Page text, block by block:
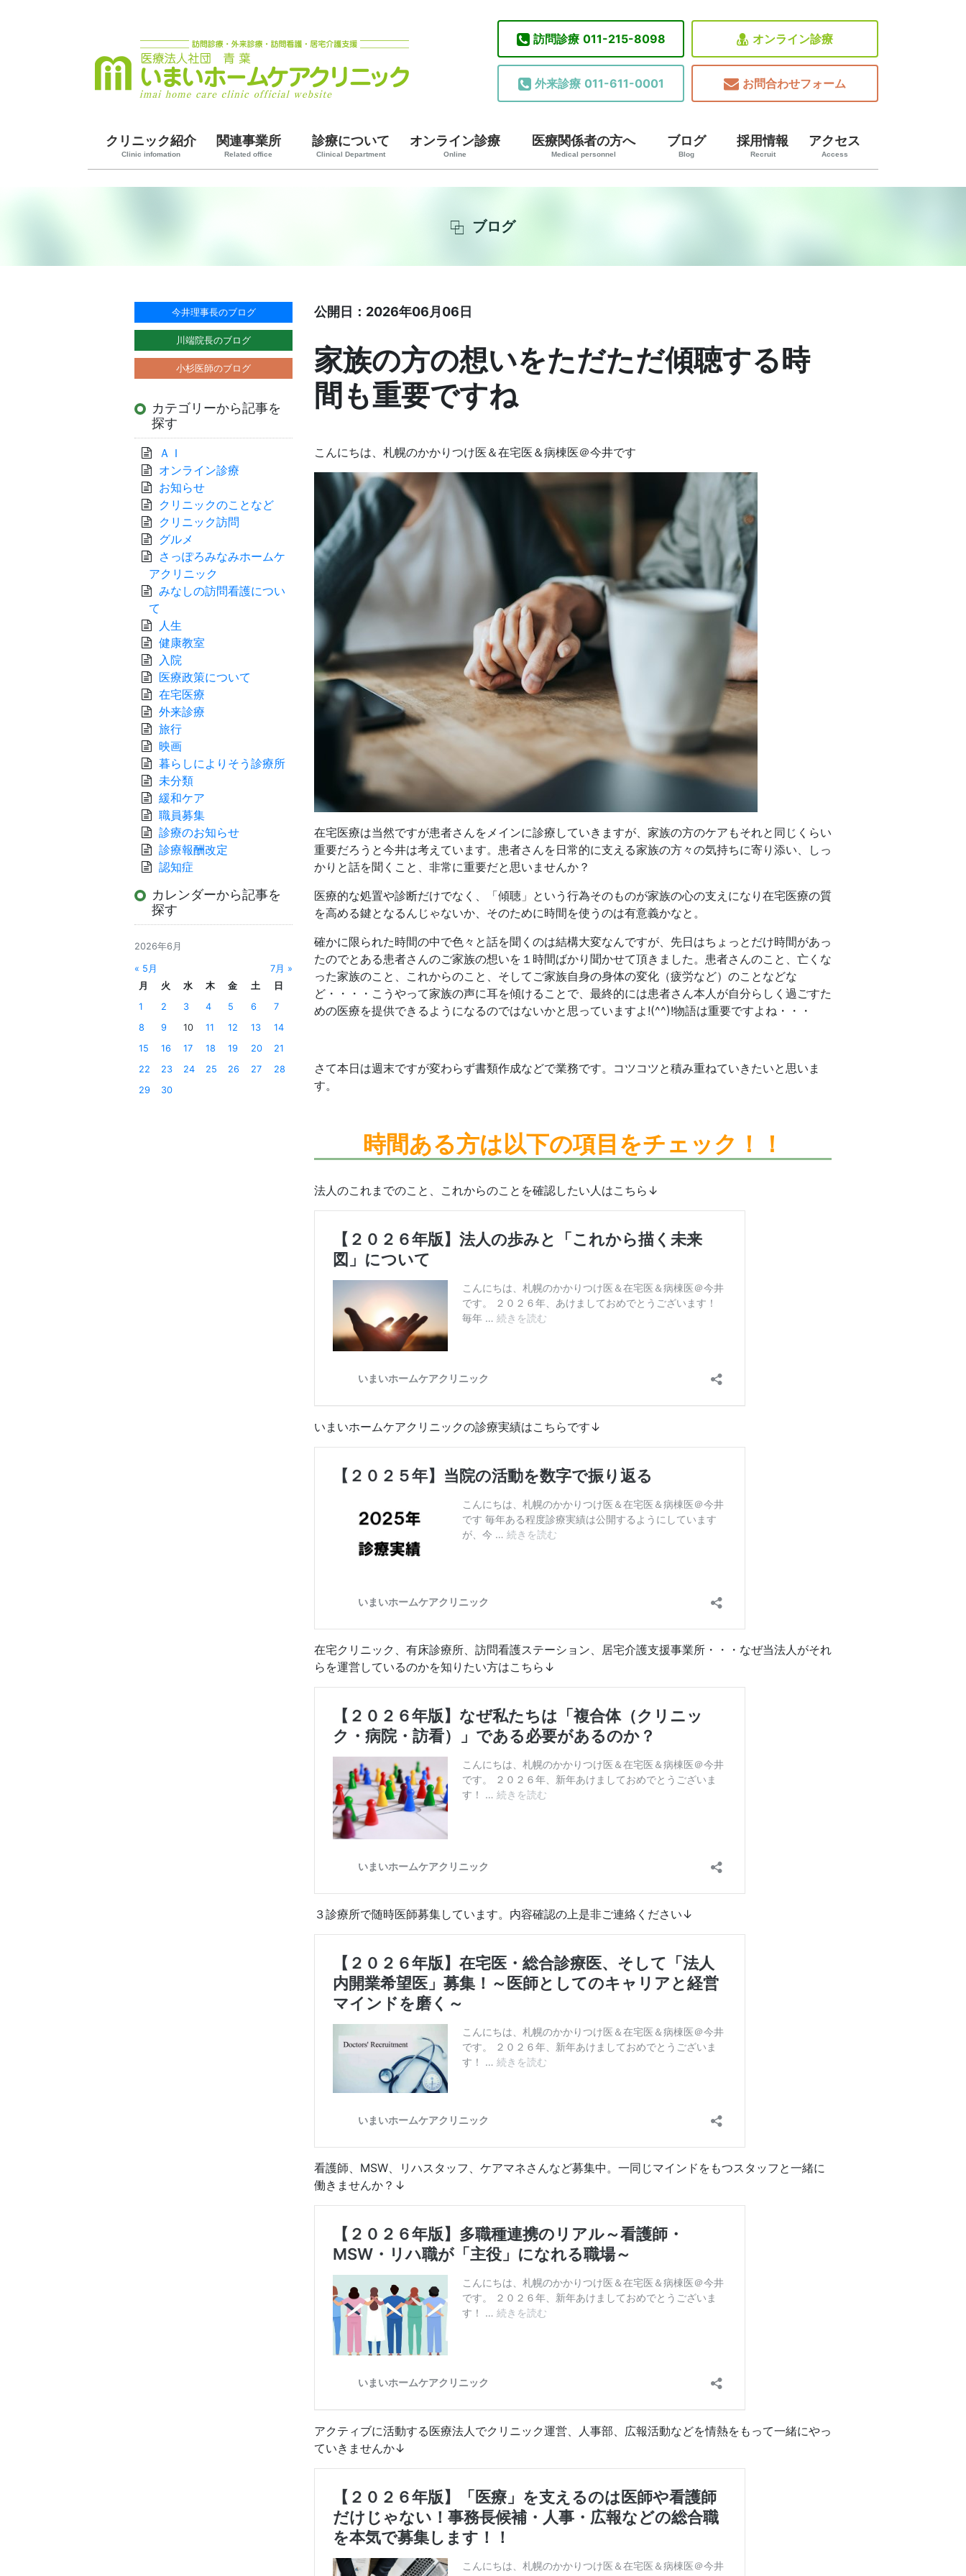
訪問診療 011-215-8098
外来診療 011-611-0001
オンライン診療
お問合わせフォーム
クリニック紹介
Clinic infomation
関連事業所
Related office
診療について
Clinical Department
オンライン診療
Online
医療関係者の方へ
Medical personnel
ブログ
Blog
採用情報
Recruit
アクセス
Access
ブログ
公開日：2026年06月06日
家族の方の想いをただただ傾聴する時
間も重要ですね
こんにちは、札幌のかかりつけ医＆在宅医＆病棟医＠今井です
在宅医療は当然ですが患者さんをメインに診療していきますが、家族の方のケアもそれと同じくらい
重要だろうと今井は考えています。患者さんを日常的に支える家族の方々の気持ちに寄り添い、しっ
かりと話を聞くこと、非常に重要だと思いませんか？
医療的な処置や診断だけでなく、「傾聴」という行為そのものが家族の心の支えになり在宅医療の質
を高める鍵となるんじゃないか、そのために時間を使うのは有意義かなと。
確かに限られた時間の中で色々と話を聞くのは結構大変なんですが、先日はちょっとだけ時間があっ
たのでとある患者さんのご家族の想いを１時間ばかり聞かせて頂きました。患者さんのこと、亡くな
った家族のこと、これからのこと、そしてご家族自身の身体の変化（疲労など）のことなどな
ど・・・・こうやって家族の声に耳を傾けることで、最終的には患者さん本人が自分らしく過ごすた
めの医療を提供できるようになるのではないかと思っていますよ!(^^)!物語は重要ですよね・・・
さて本日は週末ですが変わらず書類作成などで業務です。コツコツと積み重ねていきたいと思いま
す。
時間ある方は以下の項目をチェック！！
法人のこれまでのこと、これからのことを確認したい人はこちら↓
いまいホームケアクリニックの診療実績はこちらです↓
在宅クリニック、有床診療所、訪問看護ステーション、居宅介護支援事業所・・・なぜ当法人がそれ
らを運営しているのかを知りたい方はこちら↓
３診療所で随時医師募集しています。内容確認の上是非ご連絡ください↓
看護師、MSW、リハスタッフ、ケアマネさんなど募集中。一同じマインドをもつスタッフと一緒に
働きませんか？↓
アクティブに活動する医療法人でクリニック運営、人事部、広報活動などを情熱をもって一緒にやっ
ていきませんか↓
今井理事長のブログ
川端院長のブログ
小杉医師のブログ
カテゴリーから記事を
探す
ＡＩ
オンライン診療
お知らせ
クリニックのことなど
クリニック訪問
グルメ
さっぽろみなみホームケ
アクリニック
みなしの訪問看護につい
て
人生
健康教室
入院
医療政策について
在宅医療
外来診療
旅行
映画
暮らしによりそう診療所
未分類
緩和ケア
職員募集
診療のお知らせ
診療報酬改定
認知症
カレンダーから記事を
探す
2026年6月
« 5月
7月 »
月
火 水 木 金 土
日
1
2 3 4 5 6
7
8
9 10 11 12 13
14
15
16 17 18 19 20
21
22
23 24 25 26 27
28
29
30